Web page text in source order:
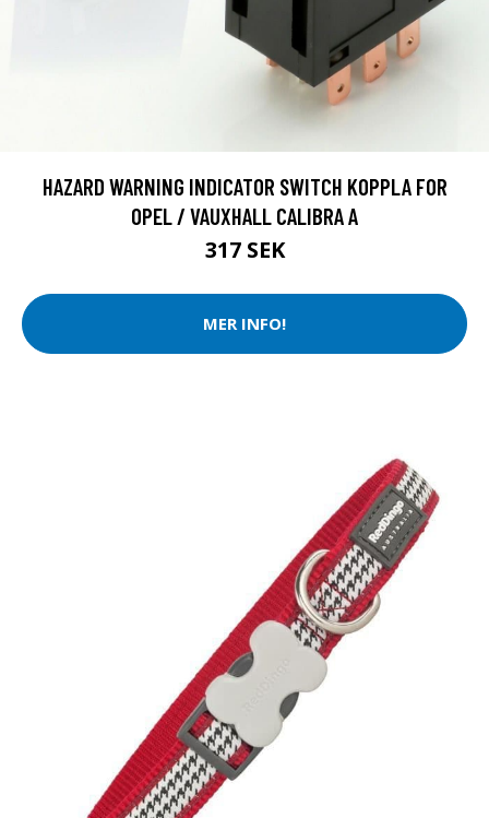
HAZARD WARNING INDICATOR SWITCH KOPPLA FOR
OPEL / VAUXHALL CALIBRA A
317 SEK
MER INFO!